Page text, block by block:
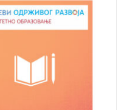
razvoju u interesu dece